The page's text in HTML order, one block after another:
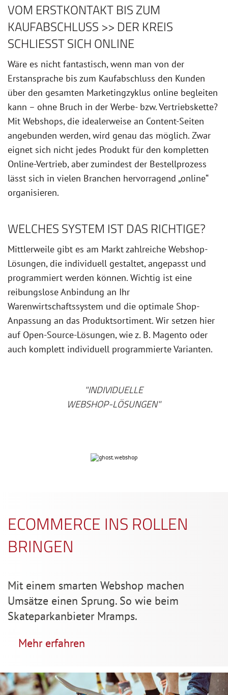
VOM ERSTKONTAKT BIS ZUM
KAUFABSCHLUSS >> DER KREIS
SCHLIESST SICH ONLINE
Wäre es nicht fantastisch, wenn man von der
Erstansprache bis zum Kaufabschluss den Kunden
über den gesamten Marketingzyklus online begleiten
kann – ohne Bruch in der Werbe- bzw. Vertriebskette?
Mit Webshops, die idealerweise an Content-Seiten
angebunden werden, wird genau das möglich. Zwar
eignet sich nicht jedes Produkt für den kompletten
Online-Vertrieb, aber zumindest der Bestellprozess
lässt sich in vielen Branchen hervorragend „online“
organisieren.
WELCHES SYSTEM IST DAS RICHTIGE?
Mittlerweile gibt es am Markt zahlreiche Webshop-
Lösungen, die individuell gestaltet, angepasst und
programmiert werden können. Wichtig ist eine
reibungslose Anbindung an Ihr
Warenwirtschaftssystem und die optimale Shop-
Anpassung an das Produktsortiment. Wir setzen hier
auf Open-Source-Lösungen, wie z. B. Magento oder
auch komplett individuell programmierte Varianten.
"INDIVIDUELLE
WEBSHOP-LÖSUNGEN"
ECOMMERCE INS ROLLEN
BRINGEN
Mit einem smarten Webshop machen
Umsätze einen Sprung. So wie beim
Skateparkanbieter Mramps.
Mehr erfahren